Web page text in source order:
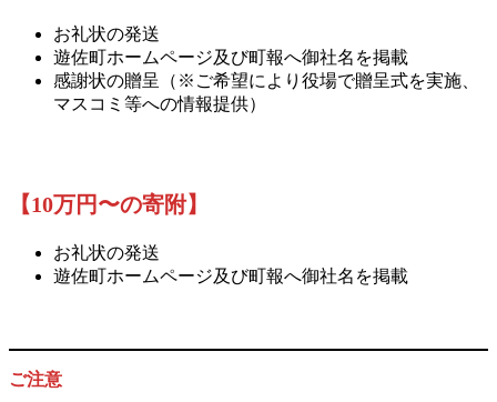
お礼状の発送
遊佐町ホームページ及び町報へ御社名を掲載
感謝状の贈呈（※ご希望により役場で贈呈式を実施、
マスコミ等への情報提供）
【10万円〜の寄附】
お礼状の発送
遊佐町ホームページ及び町報へ御社名を掲載
ご注意